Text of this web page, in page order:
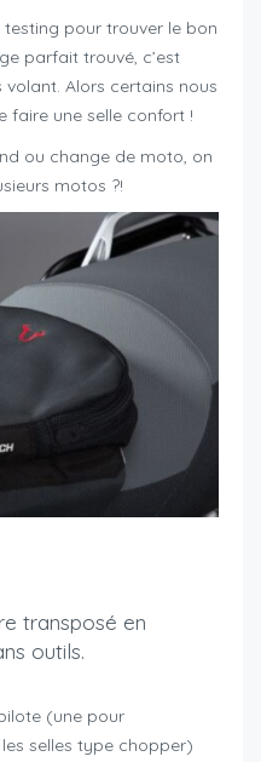
pour trouver le bon
parfait trouvé, c’est
Alors certains nous
faire une selle confort !
ou change de moto, on
motos ?!
transposé en
outils.
(une pour
selles type chopper)